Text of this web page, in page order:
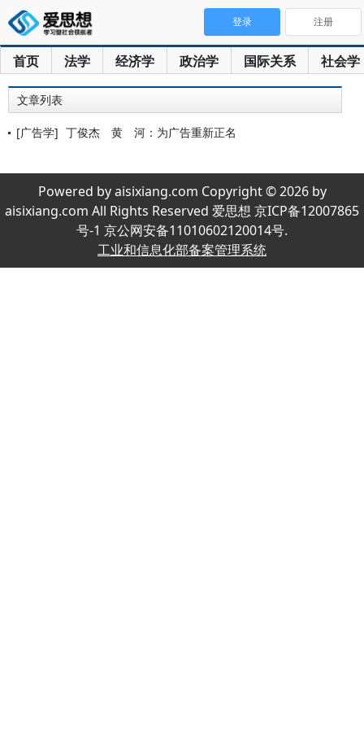
首页 法学 经济学 政治学 国际关系 社会学
登录 注册
文章列表
[广告学] 丁俊杰 黄 河：为广告重新正名
Powered by aisixiang.com Copyright © 2026 by
aisixiang.com All Rights Reserved 爱思想 京ICP备12007865
号-1 京公网安备11010602120014号.
工业和信息化部备案管理系统